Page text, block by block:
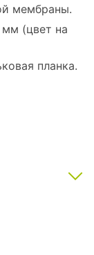
мембраны.
мм (цвет на
планка.